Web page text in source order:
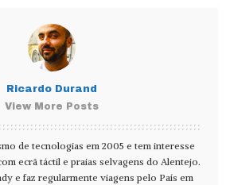
Ricardo Durand
View More Posts
de tecnologias em 2005 e tem interesse
ecrã táctil e praias selvagens do Alentejo.
e faz regularmente viagens pelo País em